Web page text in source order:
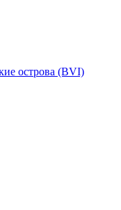
острова (BVI)